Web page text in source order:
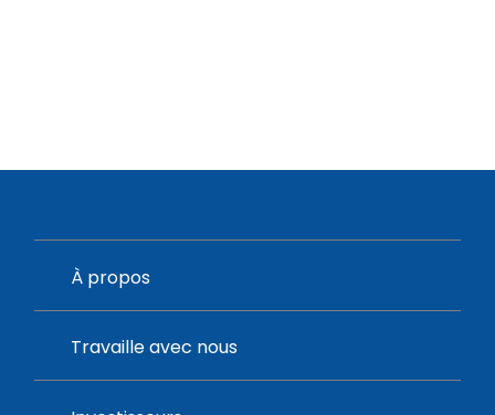
À propos
Travaille avec nous